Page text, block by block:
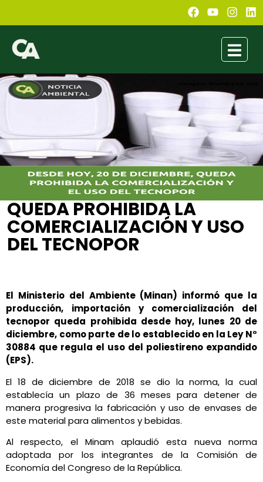
QUEDA PROHIBIDA LA
COMERCIALIZACIÓN Y USO
DEL TECNOPOR
El Ministerio del Ambiente (Minan) informó que la
producción, importación y comercialización del
tecnopor queda prohibida desde hoy, lunes 20 de
diciembre, como parte de lo establecido en la Ley N°
30884 que regula el uso del poliestireno expandido
(EPS).
El 18 de diciembre de 2018 se dio la norma, la cual
establecía un plazo de 36 meses para detener de
manera progresiva la fabricación y uso de envases de
este material para alimentos y bebidas.
Al respecto, el Minam aplaudió esta nueva norma
adoptada por los integrantes de la Comisión de
Economía del Congreso de la República.